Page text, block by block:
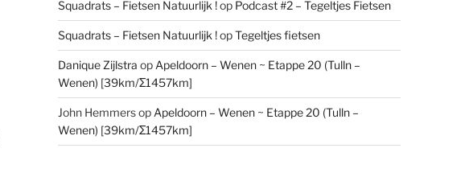
Squadrats – Fietsen Natuurlijk !op Podcast #2 – Tegeltjes Fietsen
Squadrats – Fietsen Natuurlijk !opTegeltjes fietsen
Danique Zijlstra op Apeldoorn – Wenen ~ Etappe 20 (Tulln –
Wenen) [39km/Σ1457km]
John Hemmersop Apeldoorn – Wenen ~ Etappe 20 (Tulln –
Wenen) [39km/Σ1457km]